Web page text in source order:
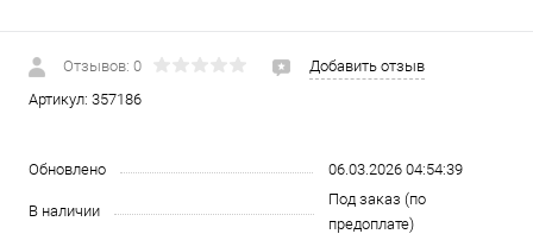
Отзывов: 0
Добавить отзыв
Артикул: 357186
Обновлено 06.03.2026 04:54:39
В наличии
Под заказ (по
предоплате)